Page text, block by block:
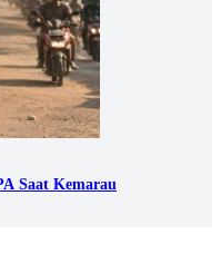
Saat Kemarau